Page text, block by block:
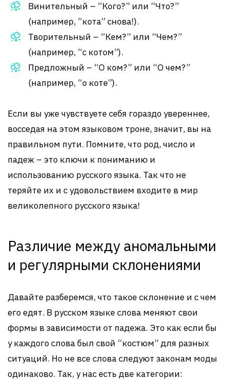
Винительный – “Кого?” или “Что?”
(например, “кота” снова!).
Творительный – “Кем?” или “Чем?”
(например, “с котом”).
Предложный – “О ком?” или “О чем?”
(например, “о коте”).
Если вы уже чувствуете себя гораздо увереннее,
восседая на этом языковом троне, значит, вы на
правильном пути. Помните, что род, число и
падеж – это ключи к пониманию и
использованию русского языка. Так что не
теряйте их и с удовольствием входите в мир
великолепного русского языка!
Различие между аномальными
и регулярными склонениями
Давайте разберемся, что такое склонение и с чем
его едят. В русском языке слова меняют свои
формы в зависимости от падежа. Это как если бы
у каждого слова был свой “костюм” для разных
ситуаций. Но не все слова следуют законам моды
одинаково. Так, у нас есть две категории: